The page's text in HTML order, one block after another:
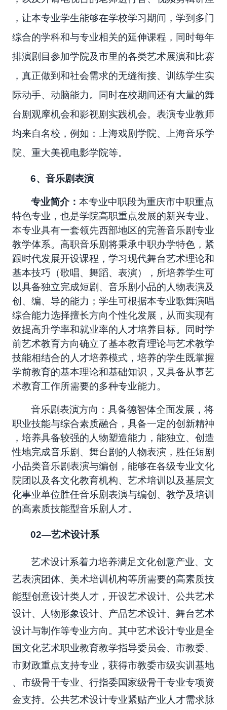
，让本专业学生能够在学校学习期间，学到多门
综合的学科和与专业相关的延伸课程，同时每年
排演剧目参加学院及市里的各类艺术展演和比赛
，真正做到和社会需求的无缝衔接、训练学生实
际动手、动脑能力。同时在校期间还有大量的舞
台剧观摩机会和影视剧实践机会。表演专业教师
均来自名校，例如：上海戏剧学院、上海音乐学
院、重大美视电影学院等。
6、音乐剧表演
专业简介： 本专业中职段为重庆市中职重点
特色专业，也是学院高职重点发展的新兴专业。
本专业具有一套领先西部地区的完善音乐剧专业
教学体系。高职音乐剧将秉承中职办学特色，紧
跟时代发展开设课程，学习现代舞台艺术理论和
基本技巧（歌唱、舞蹈、表演），所培养学生可
以具备独立完成短剧、音乐剧小品的人物表演及
创、编、导的能力；学生可根据本专业歌舞演唱
综合能力选择擅长方向个性化发展，从而实现有
效提高升学率和就业率的人才培养目标。同时学
前艺术教育方向确立了基本教育理论与艺术教学
技能相结合的人才培养模式，培养的学生既掌握
学前教育的基本理论和基础知识，又具备从事艺
术教育工作所需要的多种专业能力。
音乐剧表演方向：具备德智体全面发展，将
职业技能与综合素质融合，具备一定的创新精神
，培养具备较强的人物塑造能力，能独立、创造
性地完成音乐剧、舞台剧的人物表演，胜任短剧
小品类音乐剧表演与编创，能够在各级专业文化
院团以及各文化教育机构、艺术培训以及基层文
化事业单位胜任音乐剧表演与编创、教学及培训
的高素质技能型音乐剧人才。
02—艺术设计系
艺术设计系着力培养满足文化创意产业、文
艺表演团体、美术培训机构等所需要的高素质技
能型创意设计类人才，开设艺术设计、公共艺术
设计、人物形象设计、产品艺术设计、舞台艺术
设计与制作等专业方向。其中艺术设计专业是全
国文化艺术职业教育教学指导委员会、市教委、
市财政重点支持专业，获得市教委市级实训基地
、市级骨干专业、行指委国家级骨干专业专项资
金支持。公共艺术设计专业紧贴产业人才需求脉